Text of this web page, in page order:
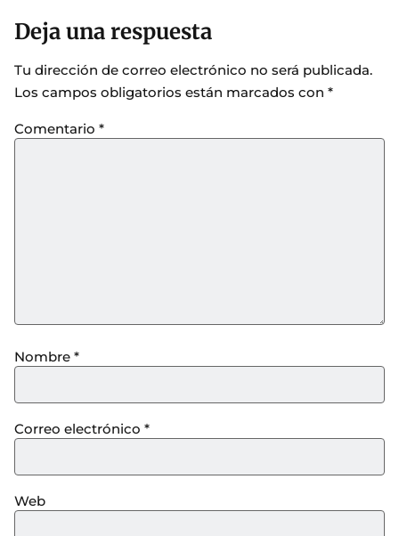
Deja una respuesta
Tu dirección de correo electrónico no será publicada.
Los campos obligatorios están marcados con *
Comentario *
Nombre *
Correo electrónico *
Web